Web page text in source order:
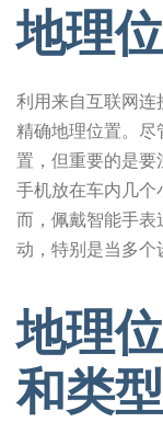
地理
利用来自互联网连
精确地理位置。尽
置，但重要的是
手机放在车内几个
而，佩戴智能手表
动，特别是当多个
地理
和类型